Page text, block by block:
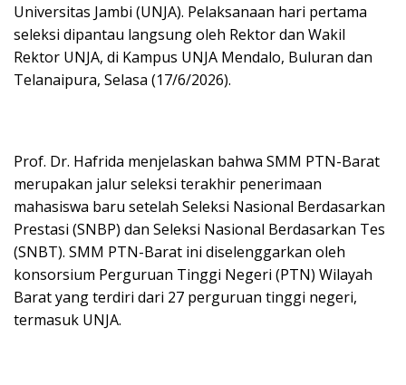
Universitas Jambi (UNJA). Pelaksanaan hari pertama
seleksi dipantau langsung oleh Rektor dan Wakil
Rektor UNJA, di Kampus UNJA Mendalo, Buluran dan
Telanaipura, Selasa (17/6/2026).
Prof. Dr. Hafrida menjelaskan bahwa SMM PTN-Barat
merupakan jalur seleksi terakhir penerimaan
mahasiswa baru setelah Seleksi Nasional Berdasarkan
Prestasi (SNBP) dan Seleksi Nasional Berdasarkan Tes
(SNBT). SMM PTN-Barat ini diselenggarkan oleh
konsorsium Perguruan Tinggi Negeri (PTN) Wilayah
Barat yang terdiri dari 27 perguruan tinggi negeri,
termasuk UNJA.